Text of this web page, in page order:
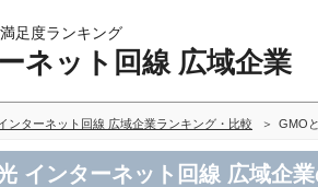
足度ランキング
ネット回線 広域企業
ンターネット回線 広域企業ランキング・比較 GMO
インターネット回線 広域企業